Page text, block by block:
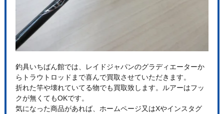
釣具いちばん館では、レイドジャパンのグラディエーターか
らトラウトロッドまで喜んで買取させていただきます。
折れた竿や壊れていてる物でも買取致します。ルアーはフッ
クが無くてもOKです。
気になった商品があれば、ホームページ又はXやインスタグ